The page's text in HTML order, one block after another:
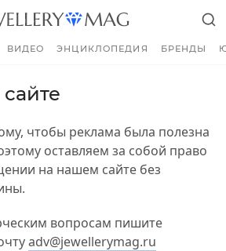
ВИДЕО ЭНЦИКЛОПЕДИЯ БРЕНДЫ
чтобы реклама была полезна
оставляем за собой право
на нашем сайте без
вопросам пишите
adv@jewellerymag.ru